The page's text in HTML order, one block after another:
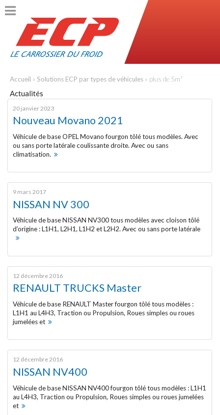
ACCUEIL
L’entreprise
Règlementation et certifications
L’innovation
Historique
PRODUITS
Véhicules disponibles
Caisses rapportées
Groupes frigorifiques
SERVICES
d’agrément ATP
Accueil » Solutions ECP par types de véhicules » plus de 5m³
Actualités
20 janvier 2023
Nouveau Movano 2021
Véhicule de base OPEL Movano fourgon tôlé tous modèles. Avec
ou sans porte latérale coulissante droite. Avec ou sans
climatisation.
9 mars 2017
NISSAN NV 300
Véhicule de base NISSAN NV300 tous modèles avec cloison tôlé
d’origine : L1H1, L2H1, L1H2 et L2H2. Avec ou sans porte latérale
12 décembre 2016
RENAULT TRUCKS Master
Véhicule de base RENAULT Master fourgon tôlé tous modèles :
L1H1 au L4H3, Traction ou Propulsion, Roues simples ou roues
jumelées et
12 décembre 2016
NISSAN NV400
Véhicule de base NISSAN NV400 fourgon tôlé tous modèles : L1H1
au L4H3, Traction ou Propulsion, Roues simples ou roues jumelées
et